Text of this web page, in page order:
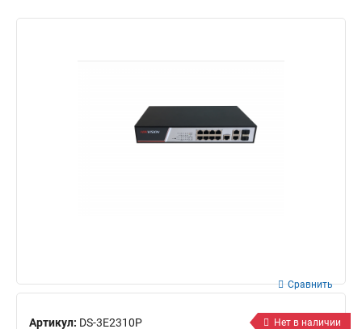
Артикул: DS-3E2310P
Сравнить
Нет в наличии